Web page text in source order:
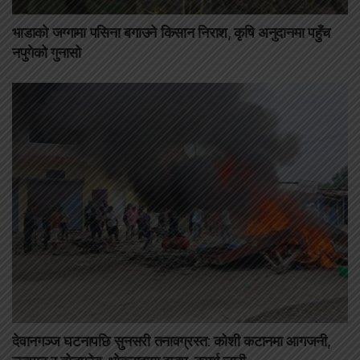
भाडाको जग्गामा पसिना बगाउने किसान निराश, कृषि अनुदानमा पहुँच
नपुगेको गुनासो
देवानगञ्ज घटनापछि सुनसरी तनावग्रस्त: कोशी कटानमा आगजनी,